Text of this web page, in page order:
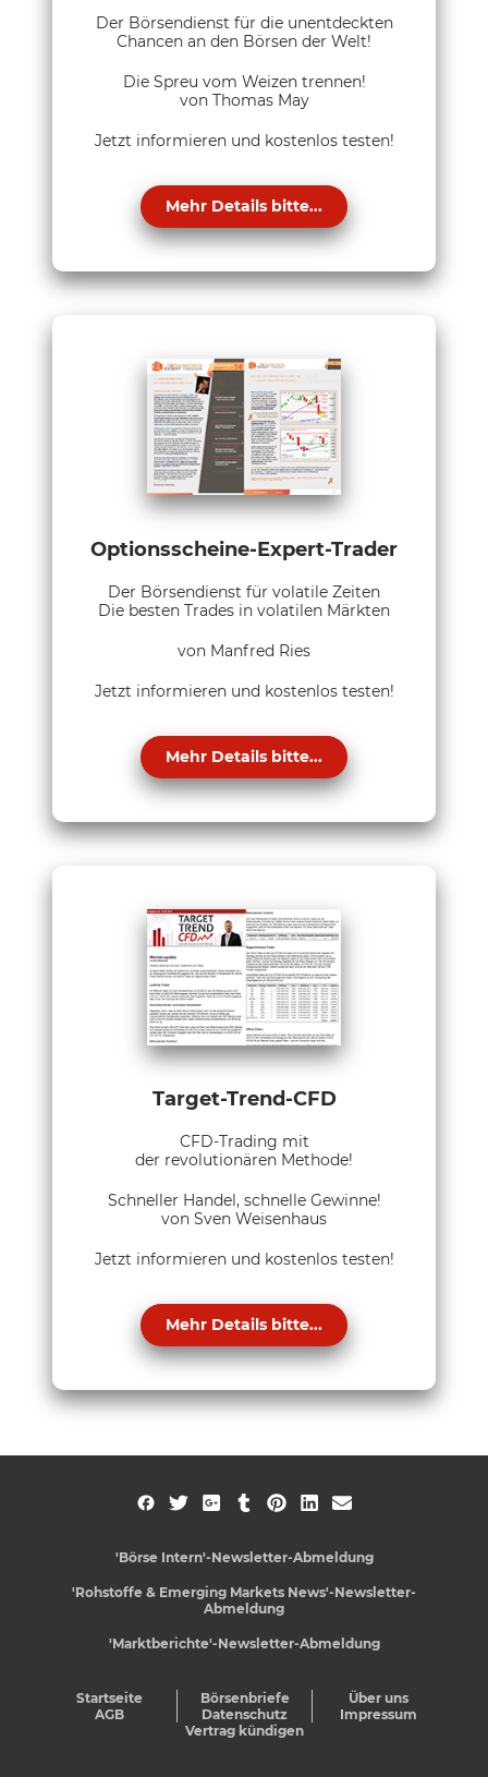
Der Börsendienst für die unentdeckten
Chancen an den Börsen der Welt!
Die Spreu vom Weizen trennen!
von Thomas May
Jetzt informieren und kostenlos testen!
Mehr Details bitte...
Optionsscheine-Expert-Trader
Der Börsendienst für volatile Zeiten
Die besten Trades in volatilen Märkten
von Manfred Ries
Jetzt informieren und kostenlos testen!
Mehr Details bitte...
Target-Trend-CFD
CFD-Trading mit
der revolutionären Methode!
Schneller Handel, schnelle Gewinne!
von Sven Weisenhaus
Jetzt informieren und kostenlos testen!
Mehr Details bitte...
'Börse Intern'-Newsletter-Abmeldung
'Rohstoffe & Emerging Markets News'-Newsletter-
Abmeldung
'Marktberichte'-Newsletter-Abmeldung
Startseite Börsenbriefe
Über uns
AGB
Datenschutz
Impressum
Vertrag kündigen